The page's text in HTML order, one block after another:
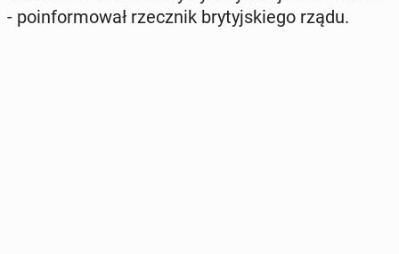
- po­in­for­mo­wał rzecz­nik bry­tyj­skie­go rządu.